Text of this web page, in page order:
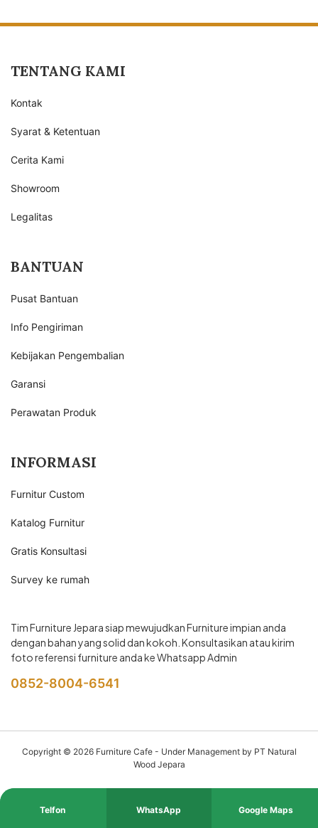
TENTANG KAMI
Kontak
Syarat & Ketentuan
Cerita Kami
Showroom
Legalitas
BANTUAN
Pusat Bantuan
Info Pengiriman
Kebijakan Pengembalian
Garansi
Perawatan Produk
INFORMASI
Furnitur Custom
Katalog Furnitur
Gratis Konsultasi
Survey ke rumah
Tim Furniture Jepara siap mewujudkan Furniture impian anda
dengan bahan yang solid dan kokoh. Konsultasikan atau kirim
foto referensi furniture anda ke Whatsapp Admin
0852-8004-6541
Copyright © 2026 Furniture Cafe- Under Management by PT Natural
Wood Jepara
Telfon WhatsApp Google Maps